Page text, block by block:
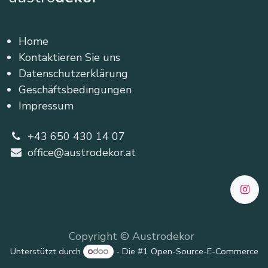
Home
Kontaktieren Sie uns
Datenschutzerklärung
Geschäftsbedingungen
Impressum
+43 650 430 14 07
office@austrodekor.at
Copyright © Austrodekor
Unterstützt durch - Die #1 Open-Source-E-Commerce